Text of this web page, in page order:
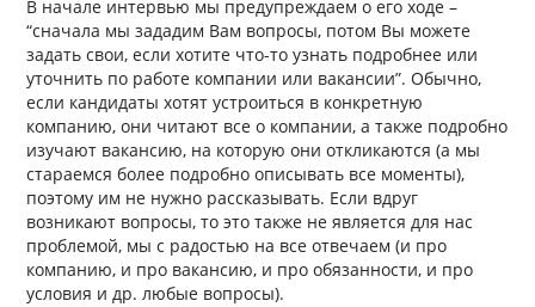
В начале интервью мы предупреждаем о его ходе –
“сначала мы зададим Вам вопросы, потом Вы можете
задать свои, если хотите что-то узнать подробнее или
уточнить по работе компании или вакансии”. Обычно,
если кандидаты хотят устроиться в конкретную
компанию, они читают все о компании, а также подробно
изучают вакансию, на которую они откликаются (а мы
стараемся более подробно описывать все моменты),
поэтому им не нужно рассказывать. Если вдруг
возникают вопросы, то это также не является для нас
проблемой, мы с радостью на все отвечаем (и про
компанию, и про вакансию, и про обязанности, и про
условия и др. любые вопросы).